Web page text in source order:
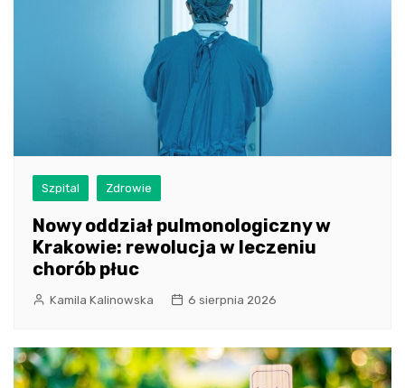
Szpital Zdrowie
Nowy oddział pulmonologiczny w
Krakowie: rewolucja w leczeniu
chorób płuc
Kamila Kalinowska 6 sierpnia 2026